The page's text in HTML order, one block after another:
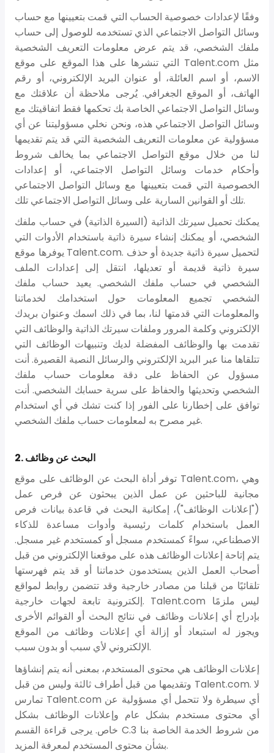
وفقًا لإعدادات خصوصية الحساب التي قمت بتعيينها مع حساب
وسائل التواصل الاجتماعي الذي تستخدمه للوصول إلى حساب
ملفك الشخصي، قد يتم عرض معلومات التعريف الشخصية
التي تنشرها على هذا الموقع على موقع Talent.com مثل
الاسم، أو اسم العائلة، أو عنوان البريد الإلكتروني، أو رقم
الهاتف، أو الموقع الجغرافي. يُرجى ملاحظة أن علاقتك مع
وسائل التواصل الاجتماعي الخاصة بك تحكمها فقط اتفاقيتك مع
وسائل التواصل الاجتماعي هذه، ونحن نخلي مسؤوليتنا عن أي
مسؤولية عن معلومات التعريف الشخصية التي قد يتم تقديمها
لنا من خلال موقع التواصل الاجتماعي بما يخالف شروط
وأحكام خدمات وسائل التواصل الاجتماعي، أو إعدادات
الخصوصية التي قمت بتعيينها مع وسائل التواصل الاجتماعي
تلك أو القوانين السارية على وسائل التواصل الاجتماعي تلك.
يمكنك تحميل سيرتك الذاتية (السيرة الذاتية) في حساب ملفك
الشخصي، أو يمكنك إنشاء سيرة ذاتية باستخدام الأدوات التي
يوفرها موقع Talent.com. لتحميل سيرة ذاتية جديدة أو حذف
سيرة ذاتية قديمة أو تعديلها، انتقل إلى إعدادات الملف
الشخصي في حساب ملفك الشخصي. يعيد حساب ملفك
الشخصي تجميع المعلومات حول استخدامك لخدماتنا
والمعلومات التي قدمتها لنا، بما في ذلك اسمك وعنوان بريدك
الإلكتروني وكلمة المرور وملفات سيرتك الذاتية والوظائف التي
تقدمت بها والوظائف المفضلة لديك وتنبيهات الوظائف التي
تتلقاها منا عبر البريد الإلكتروني والرسائل النصية القصيرة. أنت
مسؤول عن الحفاظ على دقة معلومات حساب ملفك
الشخصي وتحديثها والحفاظ على سرية حسابك الشخصي. أنت
توافق على إخطارنا على الفور إذا كنت تشك في أي استخدام
غير مصرح به لمعلومات حساب ملفك الشخصي.
2. البحث عن وظائف
توفر أداة البحث عن الوظائف على موقع Talent.com، وهي
مجانية للباحثين عن عمل الذين يبحثون عن فرص عمل
("إعلانات الوظائف")، إمكانية البحث في قاعدة بيانات فرص
العمل باستخدام كلمات رئيسية وأدوات مساعدة للذكاء
الاصطناعي، سواءً كمستخدم مسجل أو كمستخدم غير مسجل.
يتم إتاحة إعلانات الوظائف هذه على موقعنا الإلكتروني من قبل
أصحاب العمل الذين يستخدمون خدماتنا أو قد يتم فهرستها
تلقائيًا من قبلنا من مصادر خارجية وقد تتضمن روابط لمواقع
إلكترونية تابعة لجهات خارجية. Talent.com ليس ملزمًا
بإدراج أي إعلانات وظائف في نتائج البحث أو القوائم الأخرى
ويجوز له استبعاد أو إزالة أي إعلانات وظائف من الموقع
الإلكتروني لأي سبب أو بدون سبب.
إعلانات الوظائف هي محتوى المستخدم، بمعنى أنه يتم إنشاؤها
وتقديمها من قبل أطراف ثالثة وليس من قبل Talent.com. لا
تمارس Talent.com أي سيطرة ولا تتحمل أي مسؤولية عن
أي محتوى مستخدم بشكل عام وإعلانات الوظائف بشكل
خاص. يرجى قراءة القسم C.3 من شروط الخدمة الخاصة بنا
بشأن محتوى المستخدم لمعرفة المزيد.